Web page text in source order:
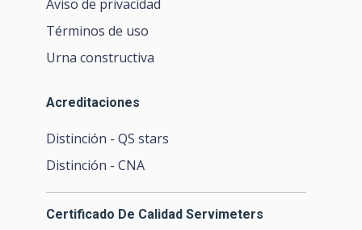
Aviso de privacidad
Términos de uso
Urna constructiva
Acreditaciones
Distinción - QS stars
Distinción - CNA
Certificado De Calidad Servimeters